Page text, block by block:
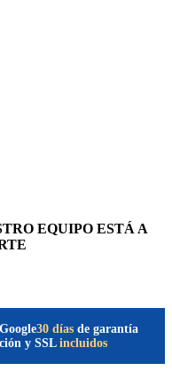
EQUIPO ESTÁ A
30 días de garantía
y SSL incluidos